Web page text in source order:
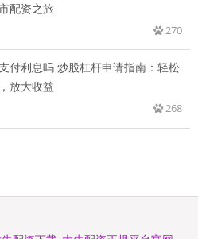
配资之旅
270
付利息吗 炒股杠杆申请指南：轻松
放大收益
268